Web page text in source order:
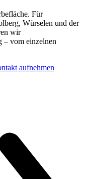
Für
Würselen und der
wir
– vom einzelnen
aufnehmen